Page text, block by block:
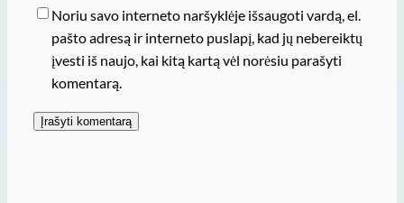
Noriu savo interneto naršyklėje išsaugoti vardą, el.
pašto adresą ir interneto puslapį, kad jų nebereiktų
įvesti iš naujo, kai kitą kartą vėl norėsiu parašyti
komentarą.